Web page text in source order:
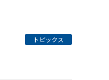
トピックス